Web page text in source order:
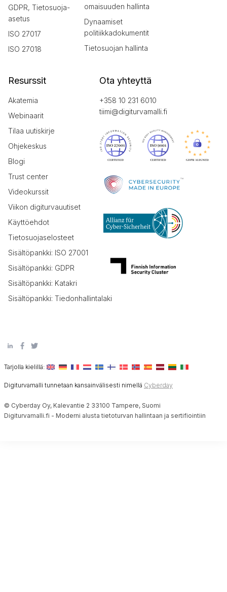
GDPR, Tietosuoja-
asetus
ISO 27017
ISO 27018
omaisuuden hallinta
Dynaamiset
politiikkadokumentit
Tietosuojan hallinta
Resurssit
Akatemia
Webinaarit
Tilaa uutiskirje
Ohjekeskus
Blogi
Trust center
Videokurssit
Viikon digiturvauutiset
Käyttöehdot
Tietosuojaselosteet
Sisältöpankki: ISO 27001
Sisältöpankki: GDPR
Sisältöpankki: Katakri
Sisältöpankki: Tiedonhallintalaki
Ota yhteyttä
+358 10 231 6010
tiimi@digiturvamalli.fi
Tarjolla kielillä:
Digiturvamalli tunnetaan kansainvälisesti nimellä Cyberday
© Cyberday Oy, Kalevantie 2 33100 Tampere, Suomi
Digiturvamalli.fi - Moderni alusta tietoturvan hallintaan ja sertifiointiin